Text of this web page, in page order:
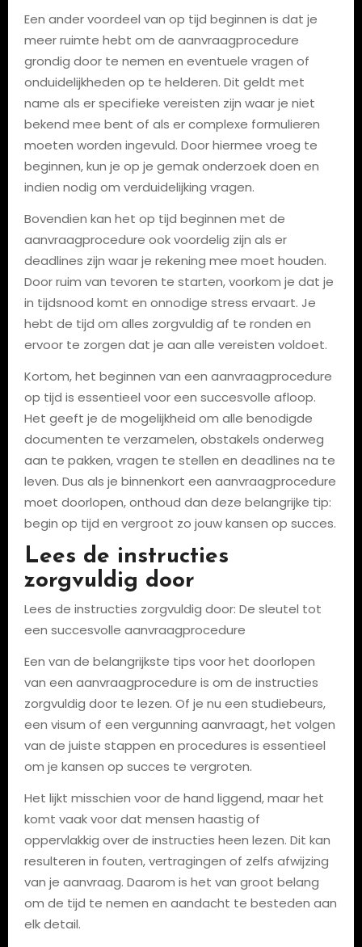
Een ander voordeel van op tijd beginnen is dat je
meer ruimte hebt om de aanvraagprocedure
grondig door te nemen en eventuele vragen of
onduidelijkheden op te helderen. Dit geldt met
name als er specifieke vereisten zijn waar je niet
bekend mee bent of als er complexe formulieren
moeten worden ingevuld. Door hiermee vroeg te
beginnen, kun je op je gemak onderzoek doen en
indien nodig om verduidelijking vragen.
Bovendien kan het op tijd beginnen met de
aanvraagprocedure ook voordelig zijn als er
deadlines zijn waar je rekening mee moet houden.
Door ruim van tevoren te starten, voorkom je dat je
in tijdsnood komt en onnodige stress ervaart. Je
hebt de tijd om alles zorgvuldig af te ronden en
ervoor te zorgen dat je aan alle vereisten voldoet.
Kortom, het beginnen van een aanvraagprocedure
op tijd is essentieel voor een succesvolle afloop.
Het geeft je de mogelijkheid om alle benodigde
documenten te verzamelen, obstakels onderweg
aan te pakken, vragen te stellen en deadlines na te
leven. Dus als je binnenkort een aanvraagprocedure
moet doorlopen, onthoud dan deze belangrijke tip:
begin op tijd en vergroot zo jouw kansen op succes.
Lees de instructies
zorgvuldig door
Lees de instructies zorgvuldig door: De sleutel tot
een succesvolle aanvraagprocedure
Een van de belangrijkste tips voor het doorlopen
van een aanvraagprocedure is om de instructies
zorgvuldig door te lezen. Of je nu een studiebeurs,
een visum of een vergunning aanvraagt, het volgen
van de juiste stappen en procedures is essentieel
om je kansen op succes te vergroten.
Het lijkt misschien voor de hand liggend, maar het
komt vaak voor dat mensen haastig of
oppervlakkig over de instructies heen lezen. Dit kan
resulteren in fouten, vertragingen of zelfs afwijzing
van je aanvraag. Daarom is het van groot belang
om de tijd te nemen en aandacht te besteden aan
elk detail.